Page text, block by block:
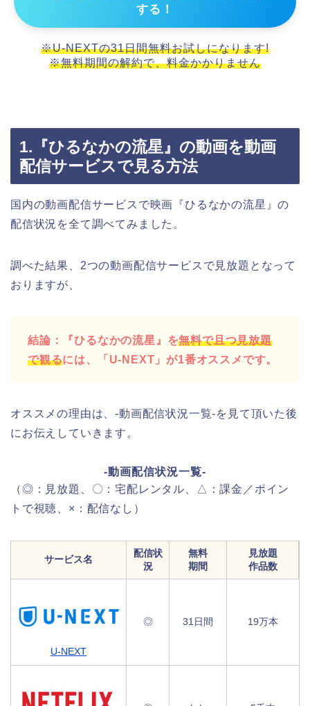
する！
※U-NEXTの31日間無料お試しになります!
※無料期間の解約で、料金かかりません
1.『ひるなかの流星』の動画を動画
配信サービスで見る方法
国内の動画配信サービスで映画『ひるなかの流星』の
配信状況を全て調べてみました。
調べた結果、2つの動画配信サービスで見放題となって
おりますが、
結論：『ひるなかの流星』を無料で且つ見放題
で観るには、「U-NEXT」が1番オススメです。
オススメの理由は、-動画配信状況一覧-を見て頂いた後
にお伝えしていきます。
-動画配信状況一覧-
（◎：見放題、〇：宅配レンタル、△：課金／ポイン
トで視聴、×：配信なし）
サービス名
配信状
況
無料
期間
見放題
作品数
U-NEXT
◎ 31日間 19万本